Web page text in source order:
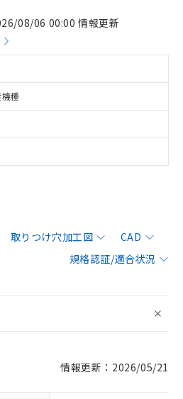
08/06 00:00 情報更新
種
取りつけ穴加工図
CAD
規格認証/適合状況
情報更新：2026/05/21